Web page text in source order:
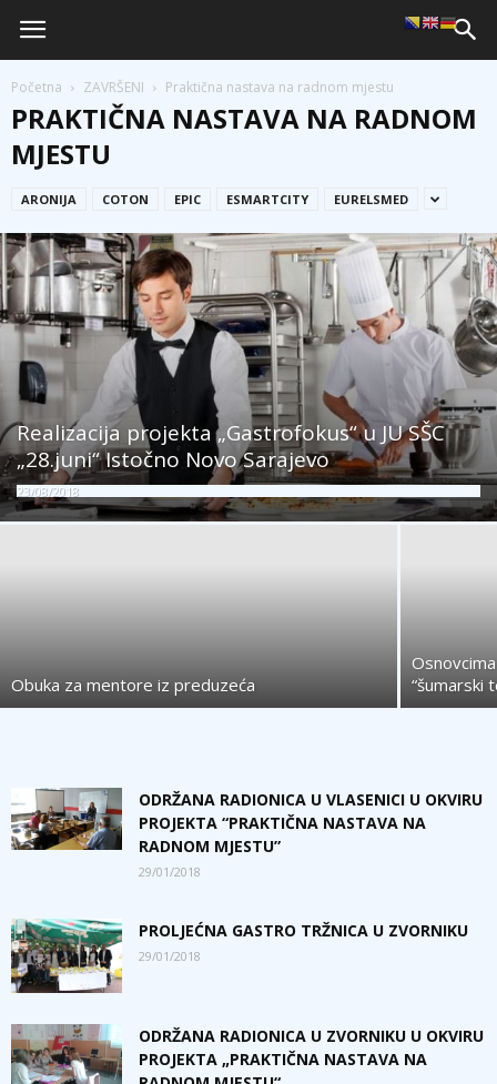
Početna ZAVRŠENI Praktična nastava na radnom mjestu
PRAKTIČNA NASTAVA NA RADNOM
MJESTU
ARONIJA COTON EPIC ESMARTCITY EURELSMED
Realizacija projekta „Gastrofokus“ u JU SŠC
„28.juni“ Istočno Novo Sarajevo
23/08/2018
Obuka za mentore iz preduzeća
“šumarski
ODRŽANA RADIONICA U VLASENICI U OKVIRU
PROJEKTA “PRAKTIČNA NASTAVA NA
RADNOM MJESTU”
29/01/2018
PROLJEĆNA GASTRO TRŽNICA U ZVORNIKU
29/01/2018
ODRŽANA RADIONICA U ZVORNIKU U OKVIRU
PROJEKTA „PRAKTIČNA NASTAVA NA